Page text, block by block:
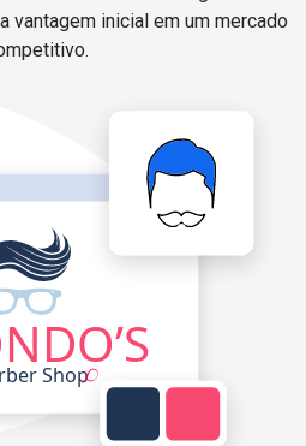
vantagem inicial em um mercado